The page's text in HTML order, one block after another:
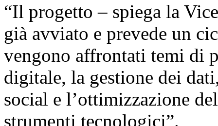
“Il progetto – spiega la
già avviato e prevede un
vengono affrontati temi di
digitale, la gestione dei
social e l’ottimizzazione
strumenti tecnologici”.